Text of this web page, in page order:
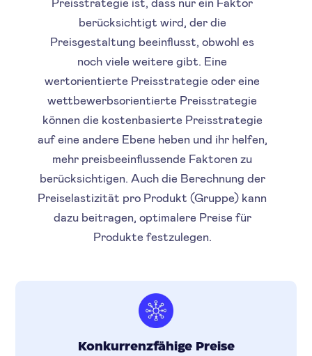
berücksichtigt wird, der die
Preisgestaltung beeinflusst, obwohl es
noch viele weitere gibt. Eine
wertorientierte Preisstrategie oder eine
wettbewerbsorientierte Preisstrategie
können die kostenbasierte Preisstrategie
auf eine andere Ebene heben und ihr helfen,
mehr preisbeeinflussende Faktoren zu
berücksichtigen. Auch die Berechnung der
Preiselastizität pro Produkt (Gruppe) kann
dazu beitragen, optimalere Preise für
Produkte festzulegen.
Konkurrenzfähige Preise